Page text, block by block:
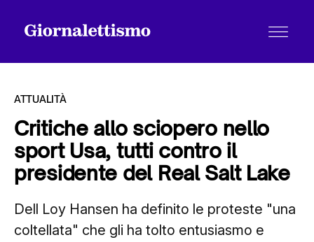
Tutti gli articoli
Chi siamo
ATTUALITÀ
Critiche allo sciopero nello
sport Usa, tutti contro il
presidente del Real Salt Lake
Dell Loy Hansen ha definito le proteste "una
coltellata" che gli ha tolto entusiasmo e